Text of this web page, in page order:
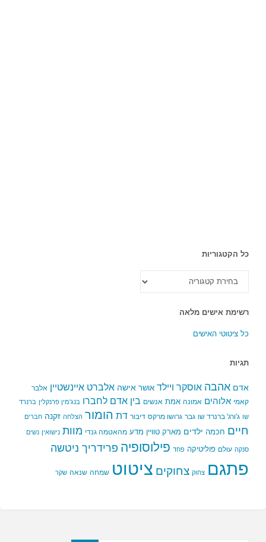
כל הקטגוריות
הקטגוריות
רשימת אישים מלאה
כל ציטוטי האישים
תגיות
אדם אהבה אוסקר ויילד אושר אישה אלברט איינשטיין אלבר
קאמי אלוהים אמונה אמת אנשים בין אדם לחברו בנג'מין פרנקלין ברנרד
שו ג'ורג' ברנרד שו גבר גרושו מרקס דיבור דת הומור הצלחה זקנה חברים
חיים חכמה ילדים מארק טוויין מדע מהאטמה גנדי מוות נישואין נשים
סנקה עולם פוליטיקה פחד פילוסופיה פרידריך ניטשה
פתגם צחוק צחוקים ציטוט שמחה שנאה שקר